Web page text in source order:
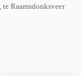
Raamsdonksveer